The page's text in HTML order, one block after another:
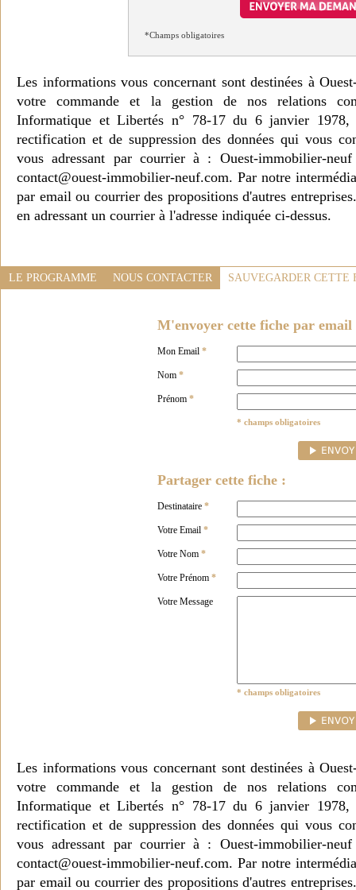
*Champs obligatoires
Les informations vous concernant sont destinées à
votre commande et la gestion de nos relations
Informatique et Libertés n° 78-17 du 6 janvier 1978,
rectification et de suppression des données qui vous
vous adressant par courrier à : Ouest-immobilier-
contact@ouest-immobilier-neuf.com. Par notre
par email ou courrier des propositions d'autres
en adressant un courrier à l'adresse indiquée ci-dessus.
LE PROGRAMME NOUS CONTACTER SAUVEGARDER CETTE
M'envoyer cette fiche par email
Mon Email *
Nom *
Prénom *
* champs obligatoires
Partager cette fiche :
Destinataire *
Votre Email *
Votre Nom *
Votre Prénom *
Votre Message
* champs obligatoires
Les informations vous concernant sont destinées à
votre commande et la gestion de nos relations
Informatique et Libertés n° 78-17 du 6 janvier 1978,
rectification et de suppression des données qui vous
vous adressant par courrier à : Ouest-immobilier-
contact@ouest-immobilier-neuf.com. Par notre
par email ou courrier des propositions d'autres